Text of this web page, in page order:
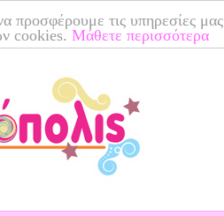
προσφέρουμε τις υπηρεσίες
cookies. Μάθετε περισσότερα